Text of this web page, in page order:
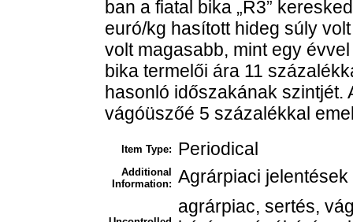
ban a fiatal bika „R3”
euró/kg hasított hideg súly
volt magasabb, mint egy
bika termelői ára 11
hasonló időszakának szintjét.
vágóüszőé 5 százalékkal
Item Type: Periodical
Additional
Information: Agrárpiaci jelentések
agrárpiac, sertés,